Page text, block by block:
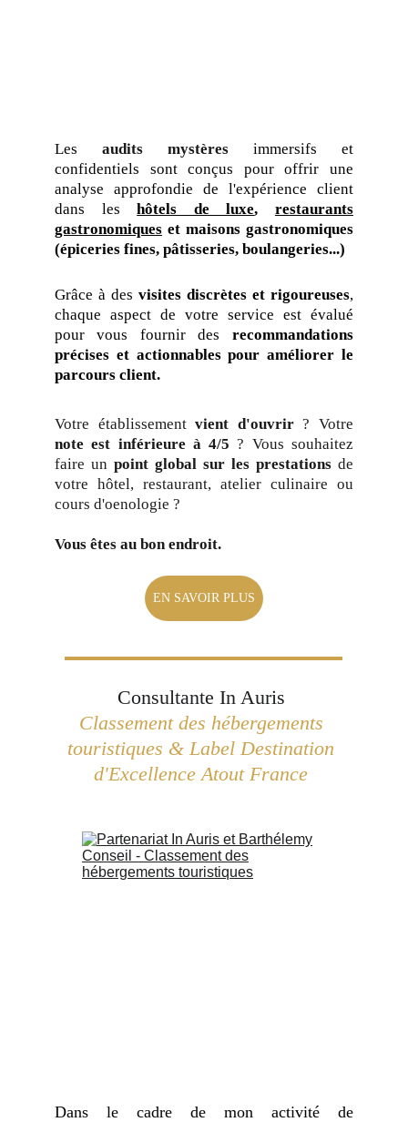
Les audits mystères immersifs et
confidentiels sont conçus pour offrir une
analyse approfondie de l'expérience client
dans leshôtels de luxe, restaurants
gastronomiques et maisons gastronomiques
(épiceries fines, pâtisseries, boulangeries...)
Grâce à des visites discrètes et rigoureuses,
chaque aspect de votre service est évalué
pour vous fournir des recommandations
précises et actionnables pour améliorer le
parcours client.
Votre établissementvient d'ouvrir? Votre
note est inférieure à 4/5 ? Vous souhaitez
faire un point global sur les prestationsde
votre hôtel, restaurant, atelier culinaire ou
cours d'oenologie ?
Vous êtes au bon endroit.
EN SAVOIR PLUS
Consultante In Auris
Classement des hébergements
touristiques & Label Destination
d'Excellence Atout France
Dans le cadre de mon activité de